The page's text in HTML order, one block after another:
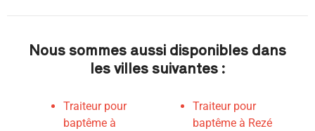
Nous sommes aussi disponibles dans
les villes suivantes :
Traiteur pour
baptême à
Traiteur pour
baptême à Rezé